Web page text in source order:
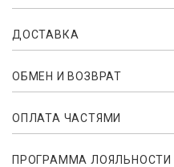
ДОСТАВКА
ОБМЕН И ВОЗВРАТ
ОПЛАТА ЧАСТЯМИ
ПРОГРАММА ЛОЯЛЬНОСТИ